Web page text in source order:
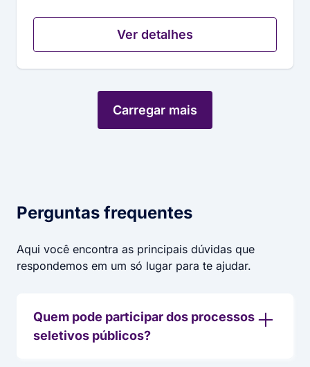
Ver detalhes
Carregar mais
Perguntas frequentes​
Aqui você encontra as principais dúvidas que
respondemos em um só lugar para te ajudar.
Quem pode participar dos processos
seletivos públicos?